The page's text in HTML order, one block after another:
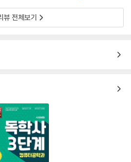
뷰 전체보기